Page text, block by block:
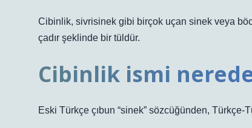
Cibinlik, sivrisinek gibi birçok uçan sinek veya
çadır şeklinde bir tüldür.
Cibinlik ismi
Eski Türkçe çıbun “sinek” sözcüğünden, Türkçe-